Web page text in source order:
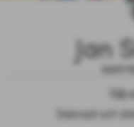
Jan
Till
Saknad och